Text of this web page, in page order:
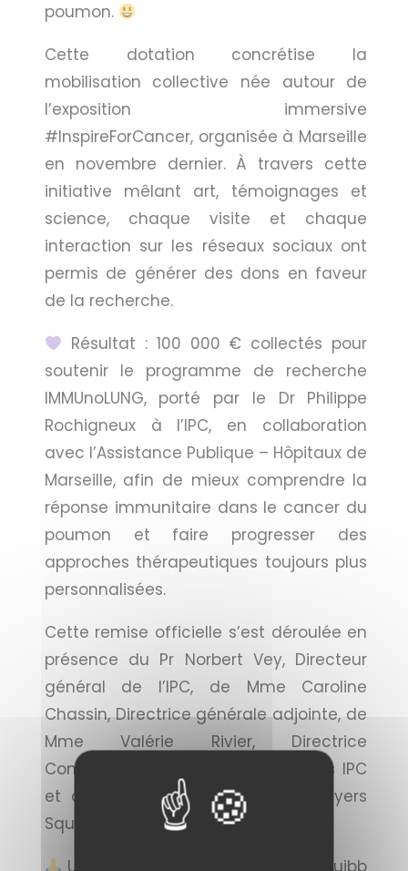
poumon.
Cette dotation concrétise la
mobilisation collective née autour de
l’exposition immersive
#InspireForCancer, organisée à Marseille
en novembre dernier. À travers cette
initiative mêlant art, témoignages et
science, chaque visite et chaque
interaction sur les réseaux sociaux ont
permis de générer des dons en faveur
de la recherche.
Résultat : 100 000 € collectés pour
soutenir le programme de recherche
IMMUnoLUNG, porté par le Dr Philippe
Rochigneux à l’IPC, en collaboration
avec l’Assistance Publique – Hôpitaux de
Marseille, afin de mieux comprendre la
réponse immunitaire dans le cancer du
poumon et faire progresser des
approches thérapeutiques toujours plus
personnalisées.
Cette remise officielle s’est déroulée en
présence du Pr Norbert Vey, Directeur
général de l’IPC, de Mme Caroline
Chassin, Directrice générale adjointe, de
Mme Valérie Rivier, Directrice
Communication & RSE, des équipes IPC
et des représentants de Bristol Myers
Squibb France.
Un grand merci à Bristol Myers Squibb